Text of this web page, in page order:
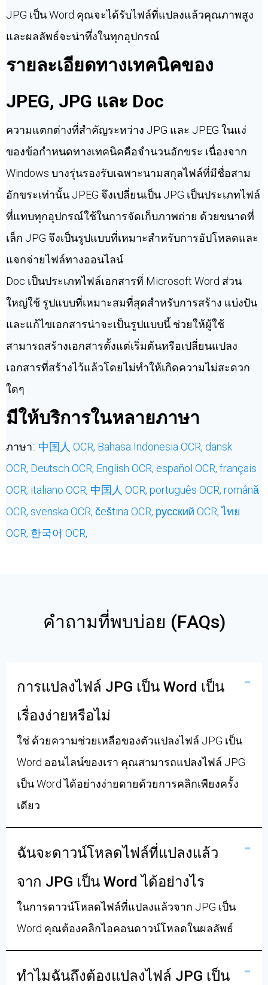
JPG เป็น Word คุณจะได้รับไฟล์ที่แปลงแล้วคุณภาพสูง
และผลลัพธ์จะน่าทึ่งในทุกอุปกรณ์
รายละเอียดทางเทคนิคของ
JPEG, JPG และ Doc
ความแตกต่างที่สำคัญระหว่าง JPG และ JPEG ในแง่
ของข้อกำหนดทางเทคนิคคือจำนวนอักขระ เนื่องจาก
Windows บางรุ่นรองรับเฉพาะนามสกุลไฟล์ที่มีชื่อสาม
อักขระเท่านั้น JPEG จึงเปลี่ยนเป็น JPG เป็นประเภทไฟล์
ที่แทบทุกอุปกรณ์ใช้ในการจัดเก็บภาพถ่าย ด้วยขนาดที่
เล็ก JPG จึงเป็นรูปแบบที่เหมาะสำหรับการอัปโหลดและ
แจกจ่ายไฟล์ทางออนไลน์
Doc เป็นประเภทไฟล์เอกสารที่ Microsoft Word ส่วน
ใหญ่ใช้ รูปแบบที่เหมาะสมที่สุดสำหรับการสร้าง แบ่งปัน
และแก้ไขเอกสารน่าจะเป็นรูปแบบนี้ ช่วยให้ผู้ใช้
สามารถสร้างเอกสารตั้งแต่เริ่มต้นหรือเปลี่ยนแปลง
เอกสารที่สร้างไว้แล้วโดยไม่ทำให้เกิดความไม่สะดวก
ใดๆ
มีให้บริการในหลายภาษา
ภาษา:: 中国人 OCR, Bahasa Indonesia OCR, dansk
OCR, Deutsch OCR, English OCR, español OCR, français
OCR, italiano OCR, 中国人 OCR, português OCR, română
OCR, svenska OCR, čeština OCR, русский OCR,ไทย
OCR, 한국어 OCR,
คำถามที่พบบ่อย (FAQs)
การแปลงไฟล์ JPG เป็น Word เป็น
เรื่องง่ายหรือไม่
ใช่ ด้วยความช่วยเหลือของตัวแปลงไฟล์ JPG เป็น
Word ออนไลน์ของเรา คุณสามารถแปลงไฟล์ JPG
เป็น Word ได้อย่างง่ายดายด้วยการคลิกเพียงครั้ง
เดียว
ฉันจะดาวน์โหลดไฟล์ที่แปลงแล้ว
จาก JPG เป็น Word ได้อย่างไร
ในการดาวน์โหลดไฟล์ที่แปลงแล้วจาก JPG เป็น
Word คุณต้องคลิกไอคอนดาวน์โหลดในผลลัพธ์
ทำไมฉันถึงต้องแปลงไฟล์ JPG เป็น